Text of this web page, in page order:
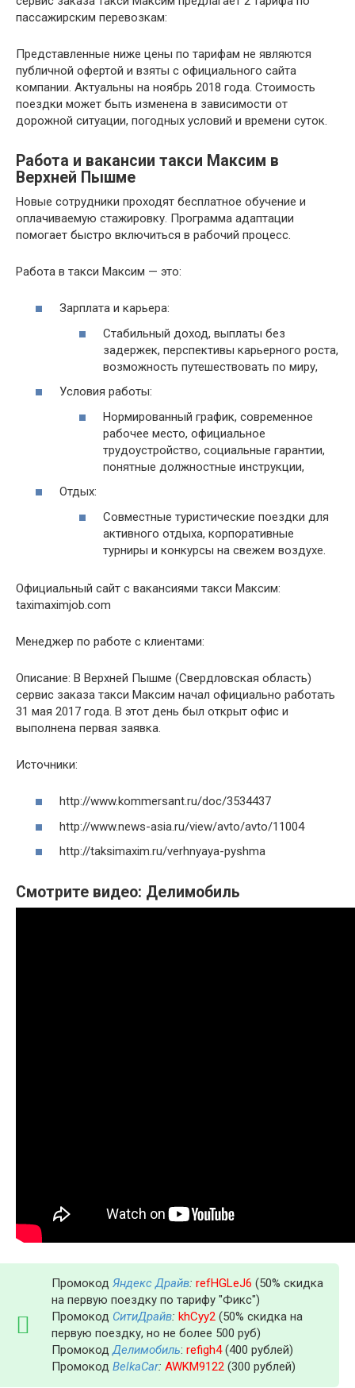
пассажирским перевозкам:
Представленные ниже цены по тарифам не являются
публичной офертой и взяты с официального сайта
компании. Актуальны на ноябрь 2018 года. Стоимость
поездки может быть изменена в зависимости от
дорожной ситуации, погодных условий и времени суток.
Работа и вакансии такси Максим в
Верхней Пышме
Новые сотрудники проходят бесплатное обучение и
оплачиваемую стажировку. Программа адаптации
помогает быстро включиться в рабочий процесс.
Работа в такси Максим — это:
Зарплата и карьера:
Стабильный доход, выплаты без
задержек, перспективы карьерного роста,
возможность путешествовать по миру,
Условия работы:
Нормированный график, современное
рабочее место, официальное
трудоустройство, социальные гарантии,
понятные должностные инструкции,
Отдых:
Совместные туристические поездки для
активного отдыха, корпоративные
турниры и конкурсы на свежем воздухе.
Официальный сайт с вакансиями такси Максим:
taximaximjob.com
Менеджер по работе с клиентами:
Описание: В Верхней Пышме (Свердловская область)
сервис заказа такси Максим начал официально работать
31 мая 2017 года. В этот день был открыт офис и
выполнена первая заявка.
Источники:
http://www.kommersant.ru/doc/3534437
http://www.news-asia.ru/view/avto/avto/11004
http://taksimaxim.ru/verhnyaya-pyshma
Смотрите видео: Делимобиль
Промокод Яндекс Драйв: refHGLeJ6 (50% скидка
на первую поездку по тарифу "Фикс")
Промокод СитиДрайв: khCyy2 (50% скидка на
первую поездку, но не более 500 руб)
ПромокодДелимобиль: refigh4(400 рублей)
Промокод BelkaCar: AWKM9122 (300 рублей)